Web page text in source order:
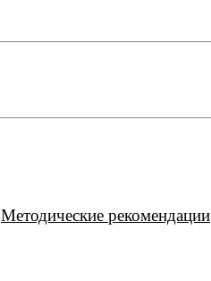
Методические рекомендации